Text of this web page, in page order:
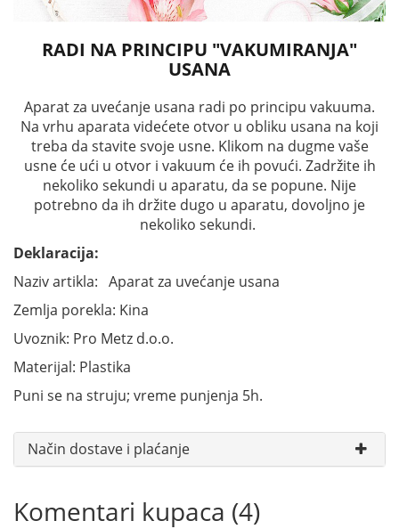
RADI NA PRINCIPU "VAKUMIRANJA"
USANA
Aparat za uvećanje usana radi po principu vakuuma.
Na vrhu aparata videćete otvor u obliku usana na koji
treba da stavite svoje usne. Klikom na dugme vaše
usne će ući u otvor i vakuum će ih povući. Zadržite ih
nekoliko sekundi u aparatu, da se popune. Nije
potrebno da ih držite dugo u aparatu, dovoljno je
nekoliko sekundi.
Deklaracija:
Naziv artikla: Aparat za uvećanje usana
Zemlja porekla: Kina
Uvoznik: Pro Metz d.o.o.
Materijal: Plastika
Puni se na struju; vreme punjenja 5h.
Način dostave i plaćanje
Komentari kupaca (4)